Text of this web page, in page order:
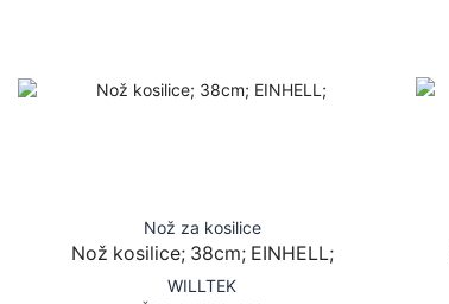
Nož za kosilice
Nož kosilice; 38cm; EINHELL;
WILLTEK